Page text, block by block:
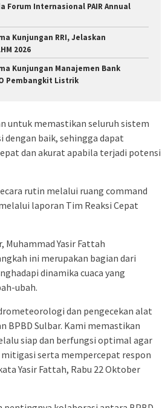
Forum Internasional PAIR Annual
Kunjungan RRI, Jelaskan
2026
Kunjungan Manajemen Bank
Pembangkit Listrik
untuk memastikan seluruh sistem
baik, sehingga dapat
dan akurat apabila terjadi potensi
rutin melalui ruang command
laporan Tim Reaksi Cepat
Muhammad Yasir Fattah
ini merupakan bagian dari
dinamika cuaca yang
ubah.
dan pengecekan alat
BPBD Sulbar. Kami memastikan
siap dan berfungsi optimal agar
serta mempercepat respon
Yasir Fattah, Rabu 22 Oktober